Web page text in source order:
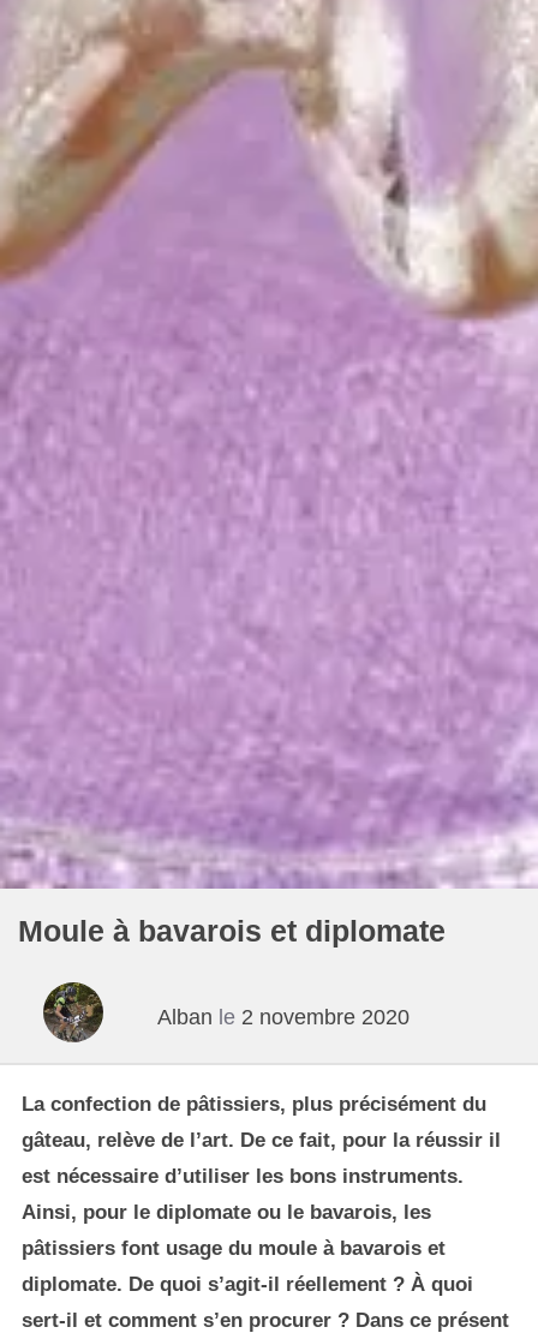
Moule à bavarois et diplomate
Alban le 2 novembre 2020
La confection de pâtissiers, plus précisément du
gâteau, relève de l’art. De ce fait, pour la réussir il
est nécessaire d’utiliser les bons instruments.
Ainsi, pour le diplomate ou le bavarois, les
pâtissiers font usage du moule à bavarois et
diplomate. De quoi s’agit-il réellement ? À quoi
sert-il et comment s’en procurer ? Dans ce présent